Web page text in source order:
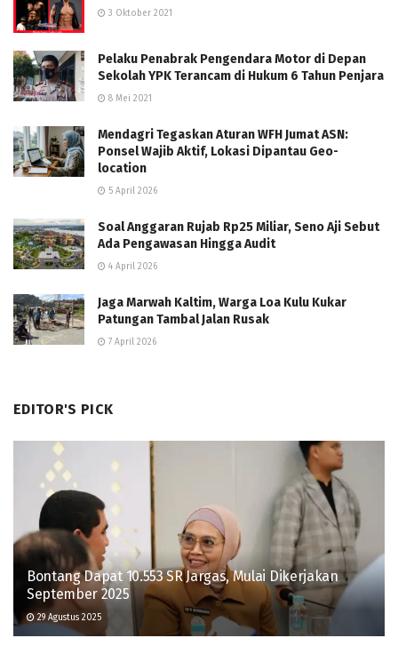
3 Oktober 2021
Pelaku Penabrak Pengendara Motor di Depan
Sekolah YPK Terancam di Hukum 6 Tahun Penjara
8 Mei 2021
Mendagri Tegaskan Aturan WFH Jumat ASN:
Ponsel Wajib Aktif, Lokasi Dipantau Geo-
location
5 April 2026
Soal Anggaran Rujab Rp25 Miliar, Seno Aji Sebut
Ada Pengawasan Hingga Audit
4 April 2026
Jaga Marwah Kaltim, Warga Loa Kulu Kukar
Patungan Tambal Jalan Rusak
7 April 2026
EDITOR'S PICK
Bontang Dapat 10.553 SR Jargas, Mulai Dikerjakan
September 2025
29 Agustus 2025